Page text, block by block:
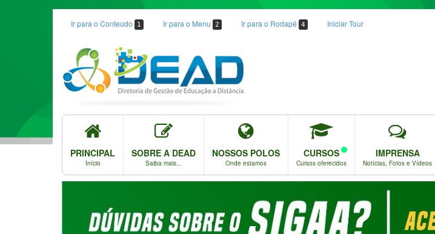
Ir para o Conteudo 1 Ir para o Menu 2 Ir para o Rodapé 4 Iniciar Tour
PRINCIPAL
Início
SOBRE A DEAD
Saiba mais...
NOSSOS POLOS
Onde estamos
CURSOS
Cursos oferecidos
IMPRENSA
Notícias, Fotos e Vídeos